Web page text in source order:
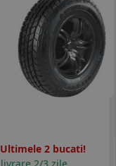
Ultimele 2 bucati!